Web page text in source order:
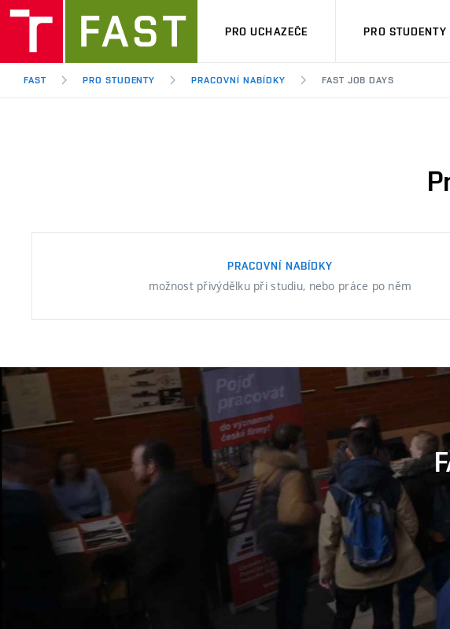
PRO UCHAZEČE PRO STUDENTY
FAST PRO STUDENTY PRACOVNÍ NABÍDKY FAST JOB DAYS
PRACOVNÍ NABÍDKY
možnost přivýdělku při studiu, nebo práce po něm